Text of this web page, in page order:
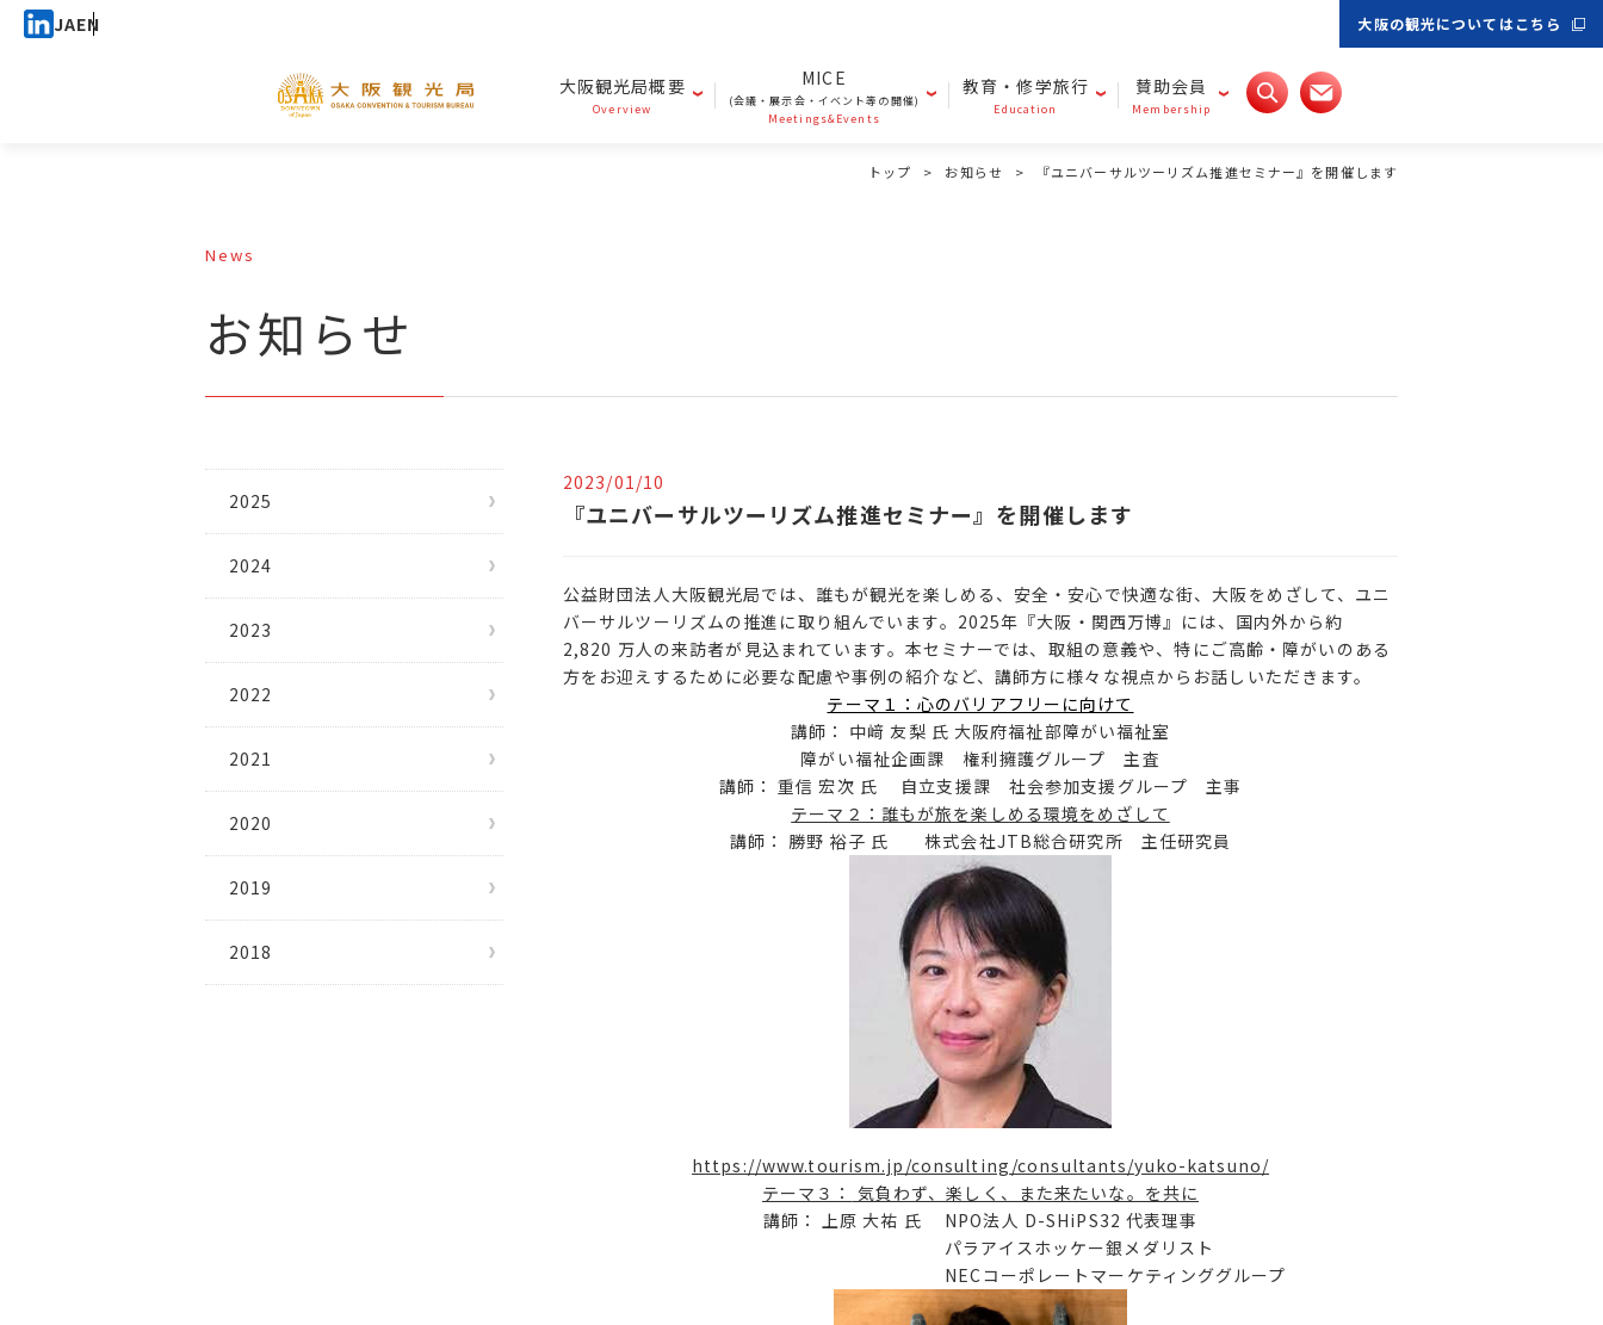
JAEN 大阪の観光についてはこちら
大阪観光局概要
Overview
MICE
(会議・展示会・イベント等の開催)
Meetings&Events
教育・修学旅行
Education
賛助会員
Membership
トップ お知らせ 『ユニバーサルツーリズム推進セミナー』を開催します
News
お知らせ
2023/01/10
『ユニバーサルツーリズム推進セミナー』を開催します
公益財団法人大阪観光局では、誰もが観光を楽しめる、安全・安心で快適な街、大阪をめざして、ユニ
バーサルツーリズムの推進に取り組んでいます。2025年『大阪・関西万博』には、国内外から約
2,820 万人の来訪者が見込まれています。本セミナーでは、取組の意義や、特にご高齢・障がいのある
方をお迎えするために必要な配慮や事例の紹介など、講師方に様々な視点からお話しいただきます。
テーマ１：心のバリアフリーに向けて
講師： 中﨑 友梨 氏 大阪府福祉部障がい福祉室
障がい福祉企画課 権利擁護グループ 主査
講師： 重信 宏次 氏
自立支援課 社会参加支援グループ 主事
テーマ２：誰もが旅を楽しめる環境をめざして
講師： 勝野 裕子 氏 株式会社JTB総合研究所 主任研究員
https://www.tourism.jp/consulting/consultants/yuko-katsuno/
テーマ３： 気負わず、楽しく、また来たいな。を共に
講師： 上原 大祐 氏 NPO法人 D-SHiPS32 代表理事
パラアイスホッケー銀メダリスト
NECコーポレートマーケティンググループ
2025
2024
2023
2022
2021
2020
2019
2018